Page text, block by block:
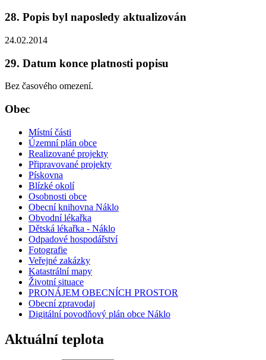
28. Popis byl naposledy aktualizován
24.02.2014
29. Datum konce platnosti popisu
Bez časového omezení.
Obec
Místní části
Územní plán obce
Realizované projekty
Připravované projekty
Pískovna
Blízké okolí
Osobnosti obce
Obecní knihovna Náklo
Obvodní lékařka
Dětská lékařka - Náklo
Odpadové hospodářství
Fotografie
Veřejné zakázky
Katastrální mapy
Životní situace
PRONÁJEM OBECNÍCH PROSTOR
Obecní zpravodaj
Digitální povodňový plán obce Náklo
Aktuální teplota